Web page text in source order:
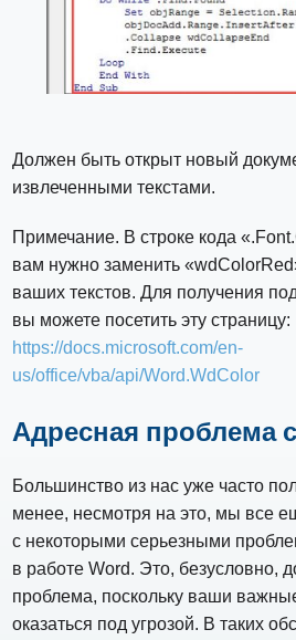
Должен быть открыт новый
извлеченными текстами.
Примечание. В строке кода
вам нужно заменить
ваших текстов. Для получения
вы можете посетить эту страницу:
https://docs.microsoft.com/en-
us/office/vba/api/Word.WdColor
Адресная проблема
Большинство из нас уже часто
менее, несмотря на это, мы все
с некоторыми серьезными
в работе Word. Это, безусловно,
проблема, поскольку ваши
оказаться под угрозой. В таких